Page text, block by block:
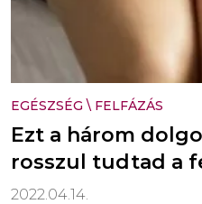
EGÉSZSÉG \ FELFÁZÁS
Ezt a három
rosszul tudtad a
2022.04.14.